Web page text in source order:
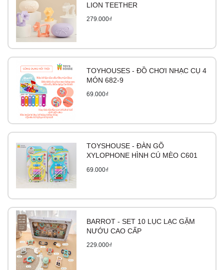
LION TEETHER
279.000₫
TOYHOUSES - ĐỒ CHƠI NHẠC CỤ 4
MÓN 682-9
69.000₫
TOYSHOUSE - ĐÀN GÕ
XYLOPHONE HÌNH CÚ MÈO C601
69.000₫
BARROT - SET 10 LỤC LẠC GẶM
NƯỚU CAO CẤP
229.000₫